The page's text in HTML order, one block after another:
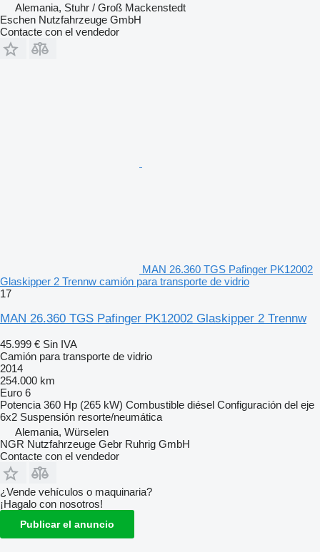
Alemania, Stuhr / Groß Mackenstedt
Eschen Nutzfahrzeuge GmbH
Contacte con el vendedor
MAN 26.360 TGS Pafinger PK12002
Glaskipper 2 Trennw camión para transporte de vidrio
17
MAN 26.360 TGS Pafinger PK12002 Glaskipper 2 Trennw
45.999 € Sin IVA
Camión para transporte de vidrio
2014
254.000 km
Euro 6
Potencia 360 Hp (265 kW) Combustible diésel Configuración del eje
6x2 Suspensión resorte/neumática
Alemania, Würselen
NGR Nutzfahrzeuge Gebr Ruhrig GmbH
Contacte con el vendedor
¿Vende vehículos o maquinaria?
¡Hagalo con nosotros!
Publicar el anuncio